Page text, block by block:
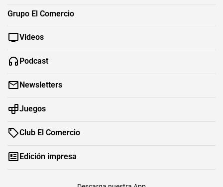
Grupo El Comercio
Videos
Podcast
Newsletters
Juegos
Club El Comercio
Edición impresa